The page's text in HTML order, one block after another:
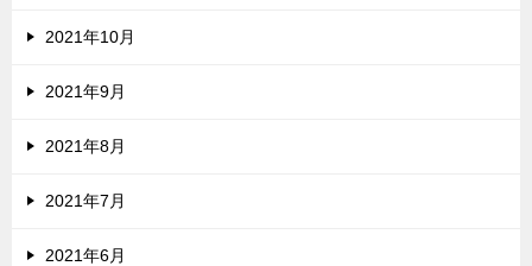
2021年10月
2021年9月
2021年8月
2021年7月
2021年6月